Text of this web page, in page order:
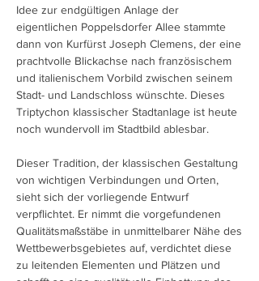
Idee zur endgültigen Anlage der
eigentlichen Poppelsdorfer Allee stammte
dann von Kurfürst Joseph Clemens, der eine
prachtvolle Blickachse nach französischem
und italienischem Vorbild zwischen seinem
Stadt- und Landschloss wünschte. Dieses
Triptychon klassischer Stadtanlage ist heute
noch wundervoll im Stadtbild ablesbar.
Dieser Tradition, der klassischen Gestaltung
von wichtigen Verbindungen und Orten,
sieht sich der vorliegende Entwurf
verpflichtet. Er nimmt die vorgefundenen
Qualitätsmaßstäbe in unmittelbarer Nähe des
Wettbewerbsgebietes auf, verdichtet diese
zu leitenden Elementen und Plätzen und